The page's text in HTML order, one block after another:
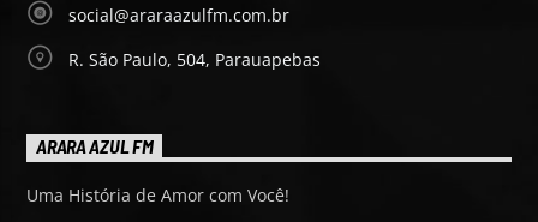
social@araraazulfm.com.br
R. São Paulo, 504, Parauapebas
ARARA AZUL FM
Uma História de Amor com Você!